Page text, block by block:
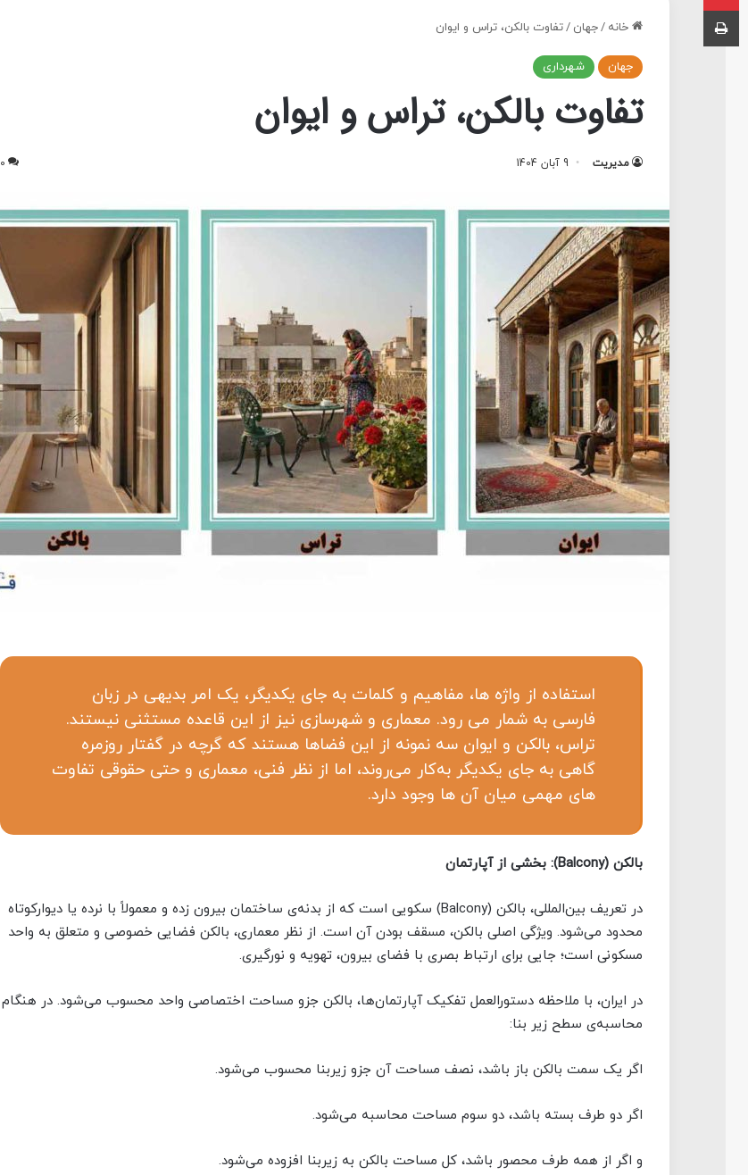
خانه /جهان /تفاوت بالکن، تراس و ایوان
جهان شهرداری
تفاوت بالکن، تراس و ایوان
مدیریت 9 آبان 1404 0
استفاده از واژه ها، مفاهیم و کلمات به جای یکدیگر، یک امر بدیهی در زبان
فارسی به شمار می رود. معماری و شهرسازی نیز از این قاعده مستثنی نیستند.
تراس، بالکن و ایوان سه نمونه از این فضاها هستند که گرچه در گفتار روزمره
گاهی به جای یکدیگر به‌کار می‌روند، اما از نظر فنی، معماری و حتی حقوقی تفاوت
‌های مهمی میان آن ‌ها وجود دارد.
بالکن (Balcony): بخشی از آپارتمان
در تعریف بین‌المللی، بالکن (Balcony) سکویی است که از بدنه‌ی ساختمان بیرون زده و معمولاً با نرده یا دیوارکوتاه
محدود می‌شود. ویژگی اصلی بالکن، مسقف بودن آن است. از نظر معماری، بالکن فضایی خصوصی و متعلق به واحد
مسکونی است؛ جایی برای ارتباط بصری با فضای بیرون، تهویه و نورگیری.
در ایران، با ملاحظه دستورالعمل تفکیک آپارتمان‌ها، بالکن جزو مساحت اختصاصی واحد محسوب می‌شود. در هنگام
محاسبه‌ی سطح زیر بنا:
اگر یک سمت بالکن باز باشد، نصف مساحت آن جزو زیربنا محسوب می‌شود.
اگر دو طرف بسته باشد، دو سوم مساحت محاسبه می‌شود.
و اگر از همه طرف محصور باشد، کل مساحت بالکن به زیربنا افزوده می‌شود.
چاپ